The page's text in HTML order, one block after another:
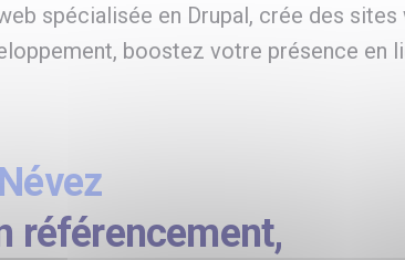
spécialisée en Drupal, crée des
boostez votre présence en
référencement,